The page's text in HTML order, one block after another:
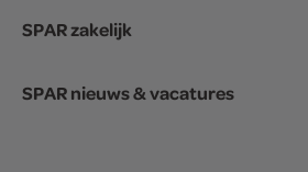
SPAR zakelijk
SPAR nieuws & vacatures